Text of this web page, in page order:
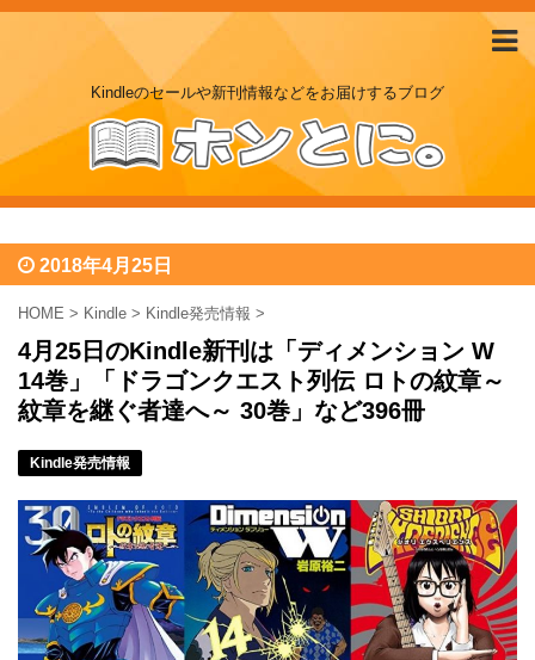
Kindleのセールや新刊情報などをお届けするブログ
2018年4月25日
HOME > Kindle > Kindle発売情報 >
4月25日のKindle新刊は「ディメンション W
14巻」「ドラゴンクエスト列伝 ロトの紋章～
紋章を継ぐ者達へ～ 30巻」など396冊
Kindle発売情報